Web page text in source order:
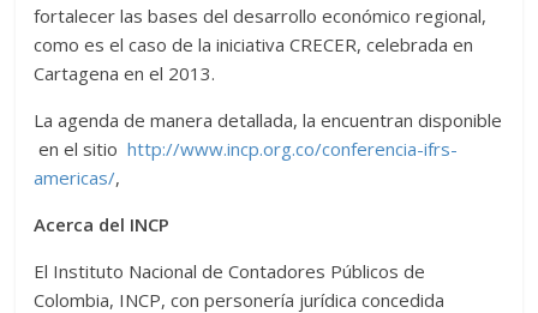
fortalecer las bases del desarrollo económico regional,
como es el caso de la iniciativa CRECER, celebrada en
Cartagena en el 2013.
La agenda de manera detallada, la encuentran disponible
en el sitiohttp://www.incp.org.co/conferencia-ifrs-
americas/,
Acerca del INCP
El Instituto Nacional de Contadores Públicos de
Colombia, INCP, con personería jurídica concedida